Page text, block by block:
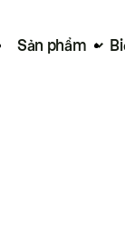
Sản phẩm